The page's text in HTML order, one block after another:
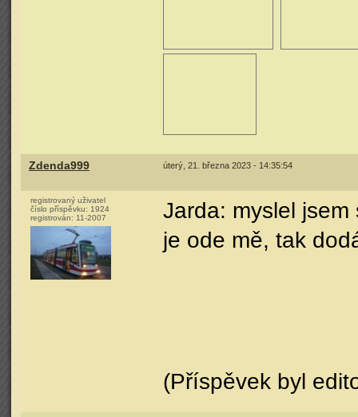
Zdenda999 úterý, 21. března 2023 - 14:35:54
registrovaný uživatel
číslo příspěvku: 1924
registrován: 11-2007
Jarda: myslel
je ode mě, tak
(Příspěvek byl